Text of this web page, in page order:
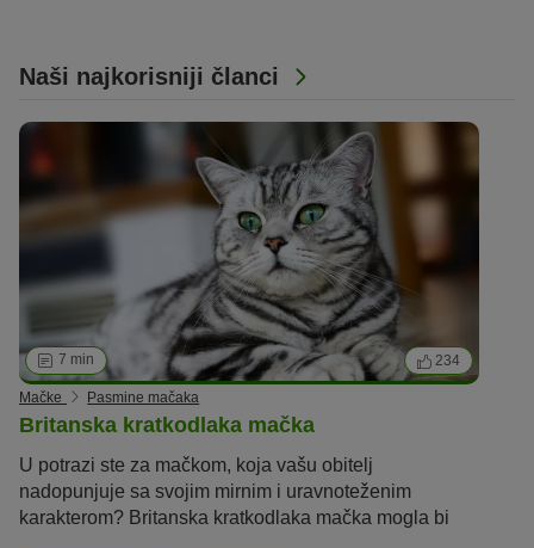
perzijska mačka kakvu danas
Bliskog istoka
Naši najkorisniji članci
7 min 234
Mačke Pasmine mačaka
Britanska kratkodlaka mačka
U potrazi ste za mačkom, koja vašu obitelj
nadopunjuje sa svojim mirnim i uravnoteženim
karakterom? Britanska kratkodlaka mačka mogla bi